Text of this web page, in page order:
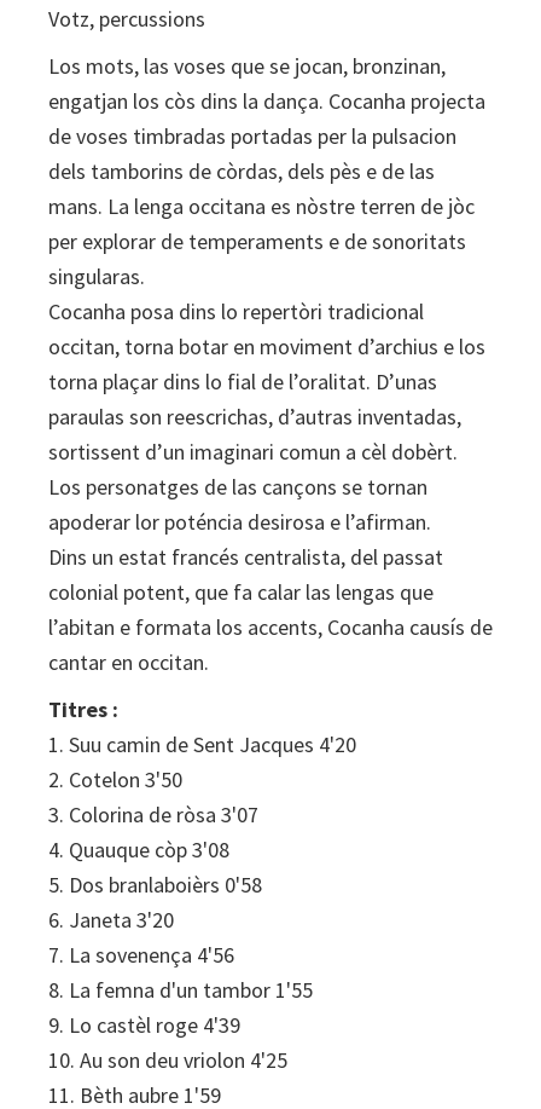
Votz, percussions
Los mots, las voses que se jocan, bronzinan,
engatjan los còs dins la dança. Cocanha projecta
de voses timbradas portadas per la pulsacion
dels tamborins de còrdas, dels pès e de las
mans. La lenga occitana es nòstre terren de jòc
per explorar de temperaments e de sonoritats
singularas.
Cocanha posa dins lo repertòri tradicional
occitan, torna botar en moviment d’archius e los
torna plaçar dins lo fial de l’oralitat. D’unas
paraulas son reescrichas, d’autras inventadas,
sortissent d’un imaginari comun a cèl dobèrt.
Los personatges de las cançons se tornan
apoderar lor poténcia desirosa e l’afirman.
Dins un estat francés centralista, del passat
colonial potent, que fa calar las lengas que
l’abitan e formata los accents, Cocanha causís de
cantar en occitan.
Titres :
1. Suu camin de Sent Jacques 4'20
2. Cotelon 3'50
3. Colorina de ròsa 3'07
4. Quauque còp 3'08
5. Dos branlaboièrs 0'58
6. Janeta 3'20
7. La sovenença 4'56
8. La femna d'un tambor 1'55
9. Lo castèl roge 4'39
10. Au son deu vriolon 4'25
11. Bèth aubre 1'59